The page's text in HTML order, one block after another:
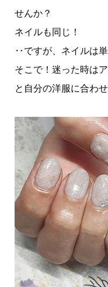
せんか？
ネイルも同じ！
‥ですが、ネイルは単
そこで！迷った時は
と自分の洋服に合わ